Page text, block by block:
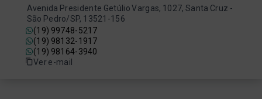
Avenida Presidente Getúlio Vargas, 1027, Santa Cruz -
São Pedro/SP, 13521-156
(19) 99748-5217
(19) 98132-1917
(19) 98164-3940
Ver e-mail